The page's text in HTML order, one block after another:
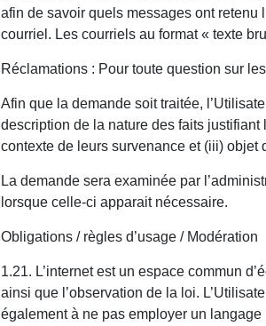
afin de savoir quels messages ont retenu
courriel. Les courriels au format « texte
Réclamations : Pour toute question sur
Afin que la demande soit traitée,
description de la nature des faits justifiant
contexte de leurs survenance et (iii) objet
La demande sera examinée par
lorsque celle-ci apparait nécessaire.
Obligations / règles d’usage / Modération
1.21. L’internet est un espace commun
ainsi que l’observation de la loi.
également à ne pas employer un